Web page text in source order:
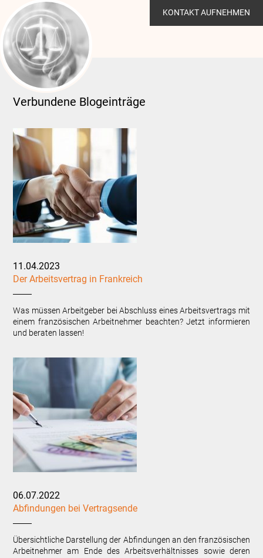
KONTAKT AUFNEHMEN
Verbundene Blogeinträge
11.04.2023
Der Arbeitsvertrag in Frankreich
Was müssen Arbeitgeber bei Abschluss eines Arbeitsvertrags mit
einem französischen Arbeitnehmer beachten? Jetzt informieren
und beraten lassen!
06.07.2022
Abfindungen bei Vertragsende
Übersichtliche Darstellung der Abfindungen an den französischen
Arbeitnehmer am Ende des Arbeitsverhältnisses sowie deren